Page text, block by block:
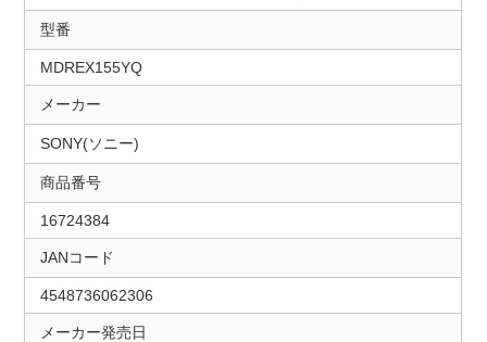
型番
MDREX155YQ
メーカー
SONY(ソニー)
商品番号
16724384
JANコード
4548736062306
メーカー発売日